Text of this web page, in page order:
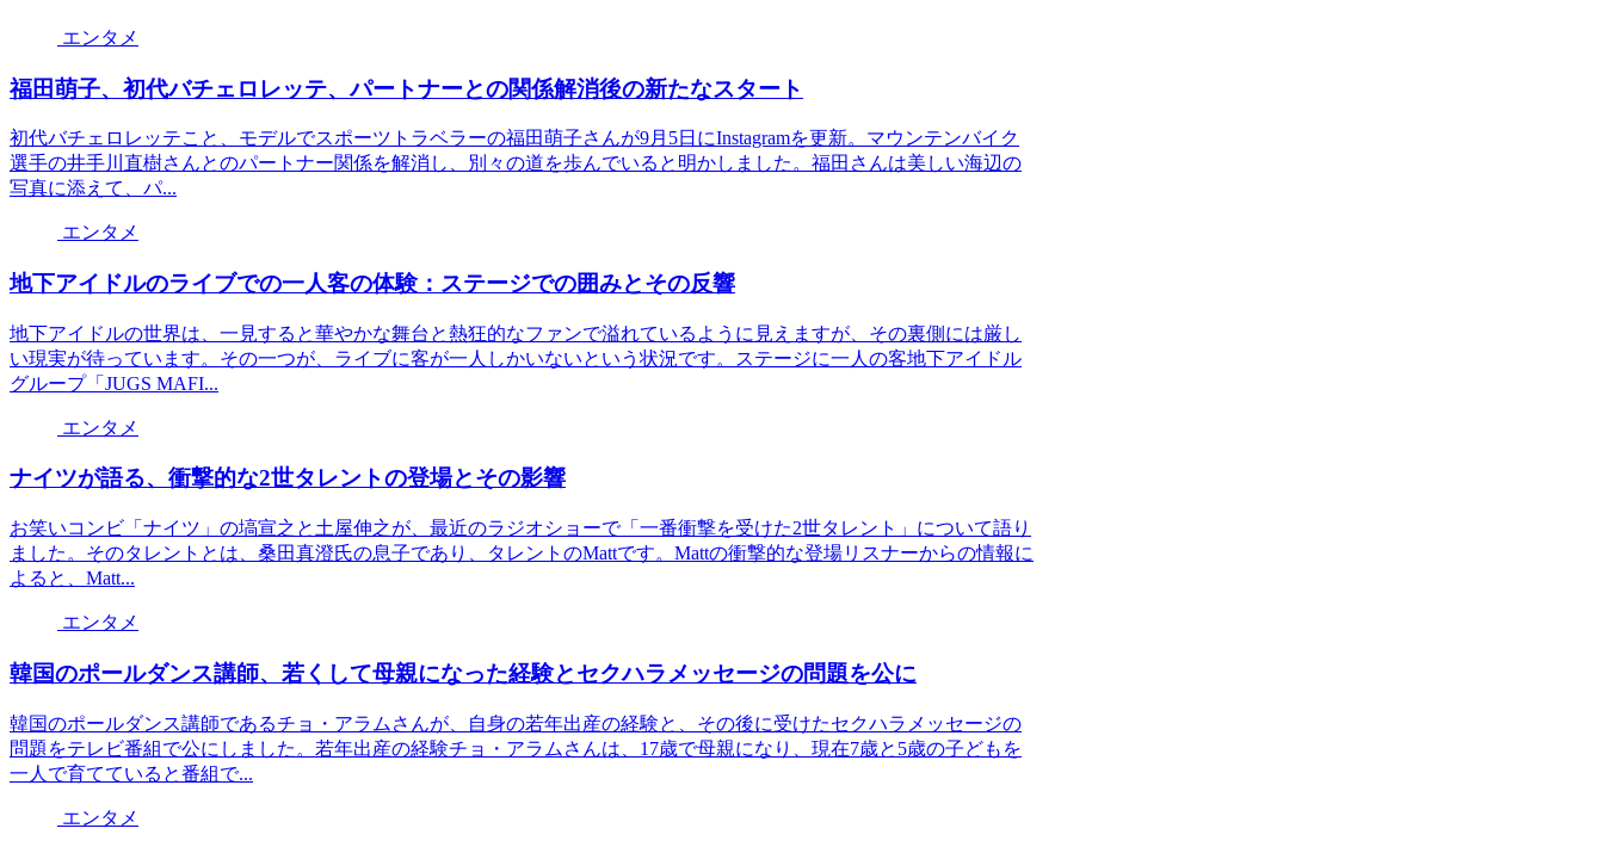
エンタメ
福田萌子、初代バチェロレッテ、パートナーとの関係解消後の新たなスタート
初代バチェロレッテこと、モデルでスポーツトラベラーの福田萌子さんが9月5日にInstagramを更新。マウンテンバイク
選手の井手川直樹さんとのパートナー関係を解消し、別々の道を歩んでいると明かしました。福田さんは美しい海辺の
写真に添えて、パ...
エンタメ
地下アイドルのライブでの一人客の体験：ステージでの囲みとその反響
地下アイドルの世界は、一見すると華やかな舞台と熱狂的なファンで溢れているように見えますが、その裏側には厳し
い現実が待っています。その一つが、ライブに客が一人しかいないという状況です。ステージに一人の客地下アイドル
グループ「JUGS MAFI...
エンタメ
ナイツが語る、衝撃的な2世タレントの登場とその影響
お笑いコンビ「ナイツ」の塙宣之と土屋伸之が、最近のラジオショーで「一番衝撃を受けた2世タレント」について語り
ました。そのタレントとは、桑田真澄氏の息子であり、タレントのMattです。Mattの衝撃的な登場リスナーからの情報に
よると、Matt...
エンタメ
韓国のポールダンス講師、若くして母親になった経験とセクハラメッセージの問題を公に
韓国のポールダンス講師であるチョ・アラムさんが、自身の若年出産の経験と、その後に受けたセクハラメッセージの
問題をテレビ番組で公にしました。若年出産の経験チョ・アラムさんは、17歳で母親になり、現在7歳と5歳の子どもを
一人で育てていると番組で...
エンタメ